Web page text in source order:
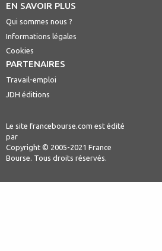
EN SAVOIR PLUS
Qui sommes nous ?
Informations légales
Cookies
PARTENAIRES
Travail-emploi
JDH éditions
Le site francebourse.com est édité
par
Copyright © 2005-2021 France
Bourse. Tous droits réservés.